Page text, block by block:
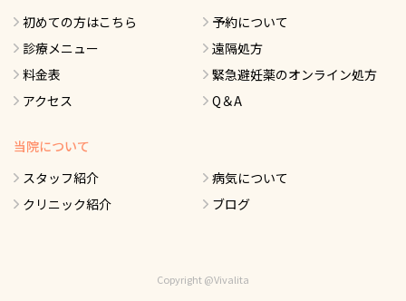
初めての方はこちら
診療メニュー
料金表
アクセス
予約について
遠隔処方
緊急避妊薬のオンライン処方
Q＆A
当院について
スタッフ紹介
クリニック紹介
病気について
ブログ
Copyright @Vivalita